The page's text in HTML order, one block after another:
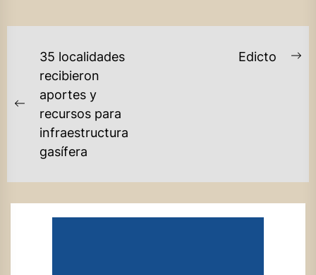
NAVEGACIÓN
ENTRADAS
Previous
post:
35 localidades
recibieron
aportes y
recursos para
infraestructura
gasífera
Edicto